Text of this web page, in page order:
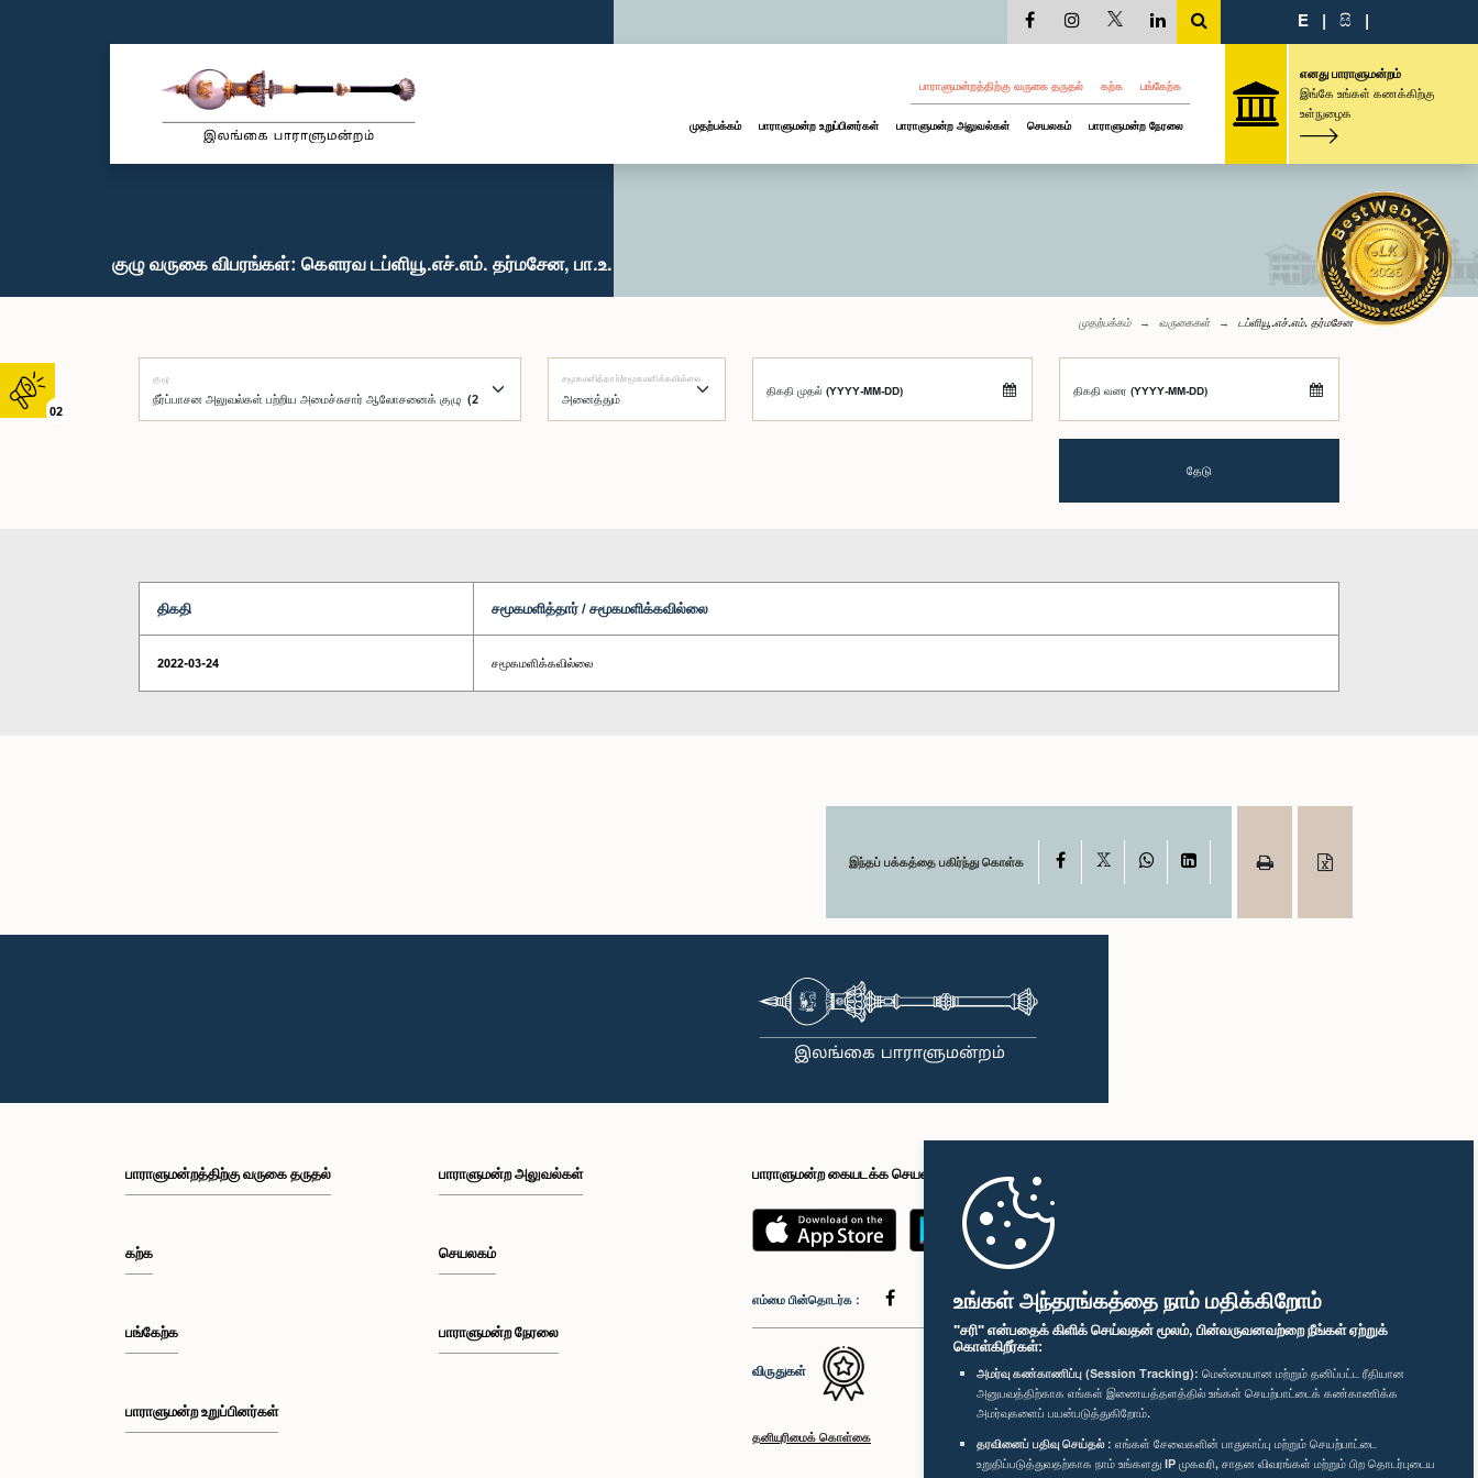
உங்கள் அந்தரங்கத்தை நாம் மதிக்கிறோம்
"சரி" என்பதைக் கிளிக் செய்வதன் மூலம், பின்வருவனவற்றை நீங்கள் ஏற்றுக்
கொள்கிறீர்கள்:
அமர்வு கண்காணிப்பு (Session Tracking): மென்மையான மற்றும் தனிப்பட்ட ரீதியான
அனுபவத்திற்காக எங்கள் இணையத்தளத்தில் உங்கள் செயற்பாட்டைக் கண்காணிக்க
அமர்வுகளைப் பயன்படுத்துகிறோம்.
தரவினைப் பதிவு செய்தல் : எங்கள் சேவைகளின் பாதுகாப்பு மற்றும் செயற்பாட்டை
உறுதிப்படுத்துவதற்காக நாம் உங்களது IP முகவரி, சாதன விவரங்கள் மற்றும் பிற தொடர்புடைய
02
E | සි |
பாராளுமன்றத்திற்கு வருகை தருதல் கற்க பங்கேற்க
முதற்பக்கம் பாராளுமன்ற உறுப்பினர்கள் பாராளுமன்ற அலுவல்கள் செயலகம் பாராளுமன்ற நேரலை
எனது பாராளுமன்றம்
இங்கே உங்கள் கணக்கிற்கு
உள்நுழைக
குழு வருகை விபரங்கள்: கௌரவ டப்ளியூ.எச்.எம். தர்மசேன, பா.உ.
முதற்பக்கம் வருகைகள் டப்ளியூ.எச்.எம். தர்மசேன
குழு சமூகமளித்தார்/சமூகமளிக்கவில்லை
திகதி முதல் (YYYY-MM-DD) திகதி வரை (YYYY-MM-DD)
தேடு
திகதி சமூகமளித்தார் / சமூகமளிக்கவில்லை
2022-03-24 சமூகமளிக்கவில்லை
இந்தப் பக்கத்தை பகிர்ந்து கொள்க Facebook WhatsAppLinkedIn
பாராளுமன்றத்திற்கு வருகை தருதல்
கற்க
பங்கேற்க
பாராளுமன்ற உறுப்பினர்கள்
பாராளுமன்ற அலுவல்கள்
செயலகம்
பாராளுமன்ற நேரலை
பாராளுமன்ற கையடக்க செயலி
எம்மை பின்தொடர்க :
விருதுகள்
தனியுரிமைக் கொள்கை